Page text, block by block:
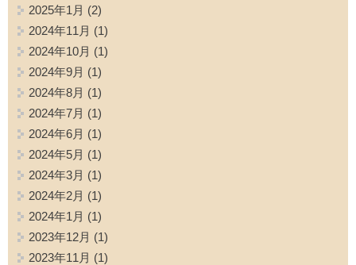
2025年1月 (2)
2024年11月 (1)
2024年10月 (1)
2024年9月 (1)
2024年8月 (1)
2024年7月 (1)
2024年6月 (1)
2024年5月 (1)
2024年3月 (1)
2024年2月 (1)
2024年1月 (1)
2023年12月 (1)
2023年11月 (1)